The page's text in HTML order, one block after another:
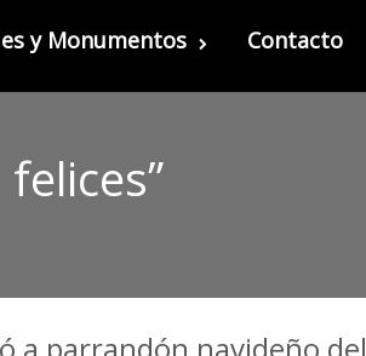
y Monumentos Contacto